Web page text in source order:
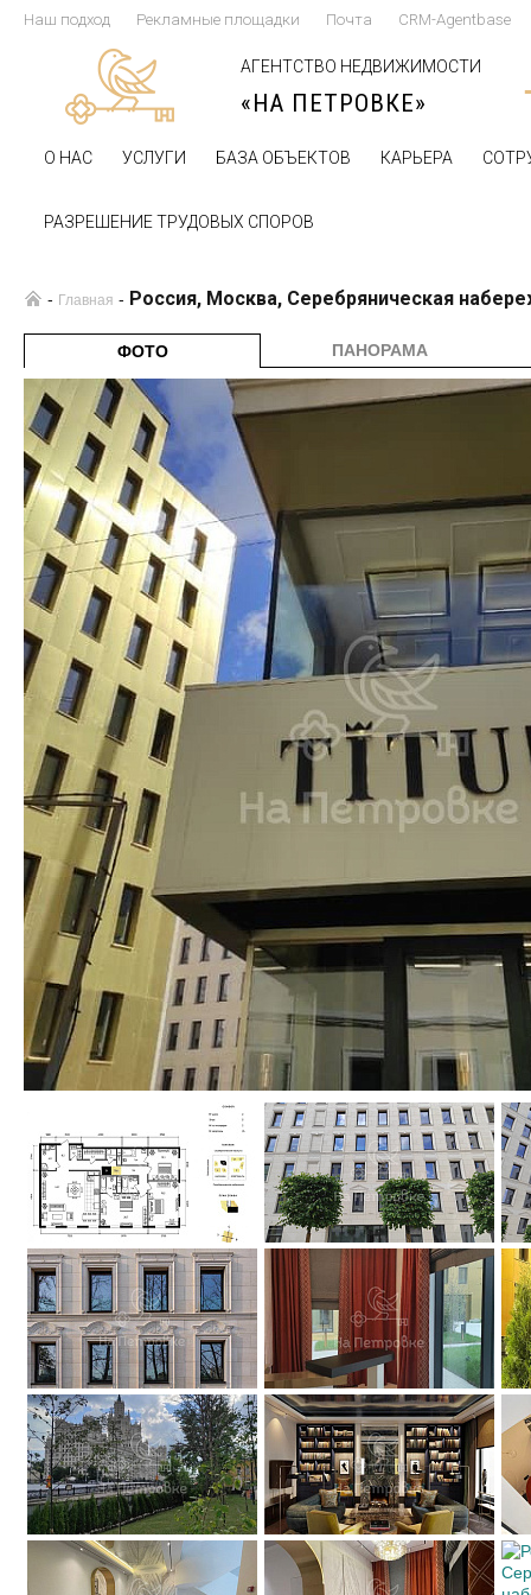
Наш подход Рекламные площадки Почта CRM-Agentbase
АГЕНТСТВО НЕДВИЖИМОСТИ
«НА ПЕТРОВКЕ»
О НАС УСЛУГИ БАЗА ОБЪЕКТОВ КАРЬЕРА
РАЗРЕШЕНИЕ ТРУДОВЫХ СПОРОВ
- Главная - Россия, Москва, Серебряническая
ФОТО ПАНОРАМА